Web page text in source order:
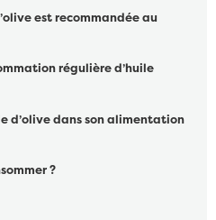
est recommandée au
régulière d’huile
d’olive dans son alimentation
?